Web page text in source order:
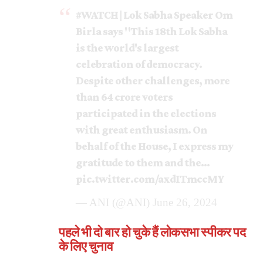
#WATCH| Lok Sabha Speaker Om
Birla says "This 18th Lok Sabha
is the world's largest
celebration of democracy.
Despite other challenges, more
than 64 crore voters
participated in the elections
with great enthusiasm. On
behalf of the House, I express my
gratitude to them and the…
pic.twitter.com/axdITmccMY
— ANI (@ANI) June 26, 2024
पहले भी दो बार हो चुके हैं लोकसभा स्पीकर पद
के लिए चुनाव